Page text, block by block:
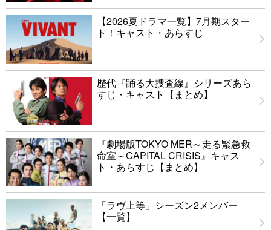
【2026夏ドラマ一覧】7月期スター
ト！キャスト・あらすじ
歴代『踊る大捜査線』シリーズあら
すじ・キャスト【まとめ】
『劇場版TOKYO MER～走る緊急救
命室～CAPITAL CRISIS』キャス
ト・あらすじ【まとめ】
「ラヴ上等」シーズン2メンバー
【一覧】